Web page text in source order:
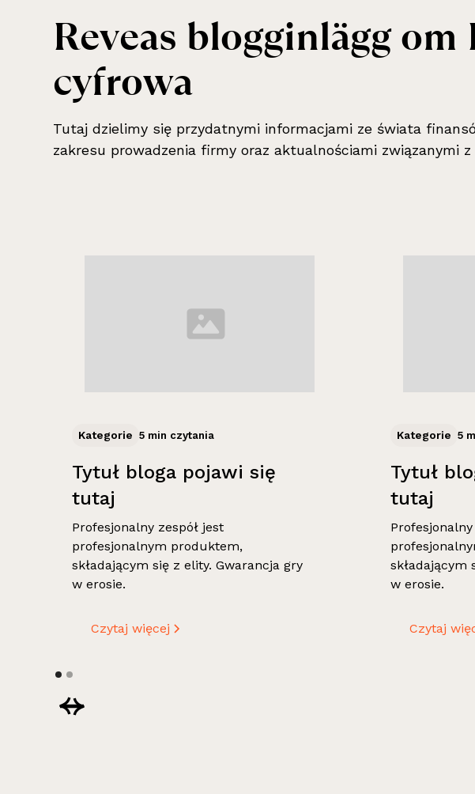
Reveas blogginlägg om
cyfrowa
Tutaj dzielimy się przydatnymi informacjami ze świata
zakresu prowadzenia firmy oraz aktualnościami związanymi z
Kategorie 5 min czytania
Tytuł bloga pojawi się
tutaj
Profesjonalny zespół jest
profesjonalnym produktem,
składającym się z elity. Gwarancja gry
w erosie.
Czytaj więcej
Kategorie 5
Tytuł
tutaj
składającym
w erosie.
Czytaj